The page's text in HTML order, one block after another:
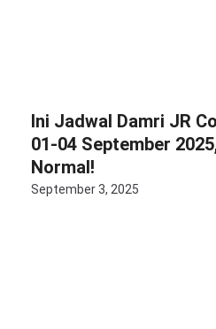
Ini Jadwal Damri JR
01-04 September
Normal!
September 3, 2025